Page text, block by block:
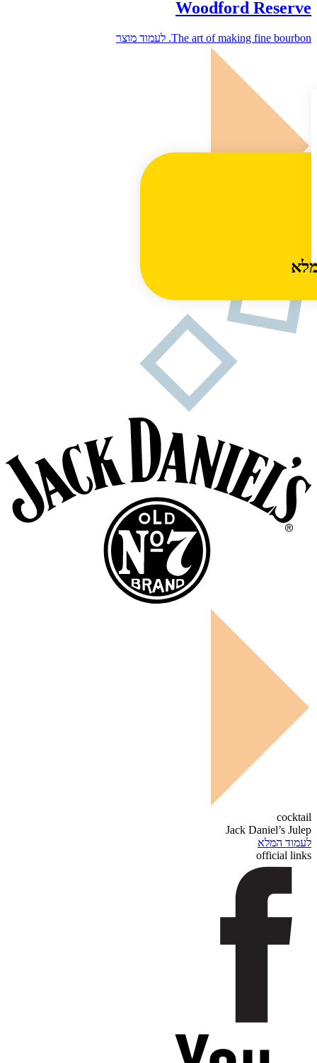
Woodford Reserve
The art of making fine bourbon. לעמוד מוצר
cocktail
Jack Daniel’s Julep
לעמוד המלא
official links